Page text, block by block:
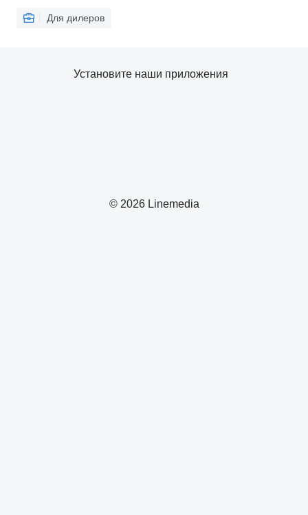
Для дилеров
© 2026 Linemedia
Установите наши приложения